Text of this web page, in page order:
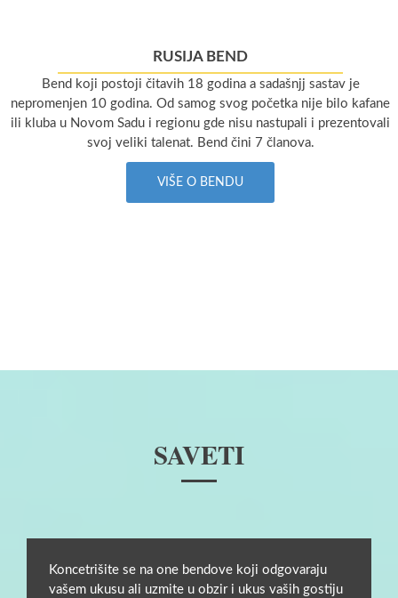
RUSIJA BEND
Bend koji postoji čitavih 18 godina a sadašnjj sastav je
nepromenjen 10 godina. Od samog svog početka nije bilo kafane
ili kluba u Novom Sadu i regionu gde nisu nastupali i prezentovali
svoj veliki talenat. Bend čini 7 članova.
VIŠE O BENDU
SAVETI
Koncetrišite se na one bendove koji odgovaraju
vašem ukusu ali uzmite u obzir i ukus vaših gostiju